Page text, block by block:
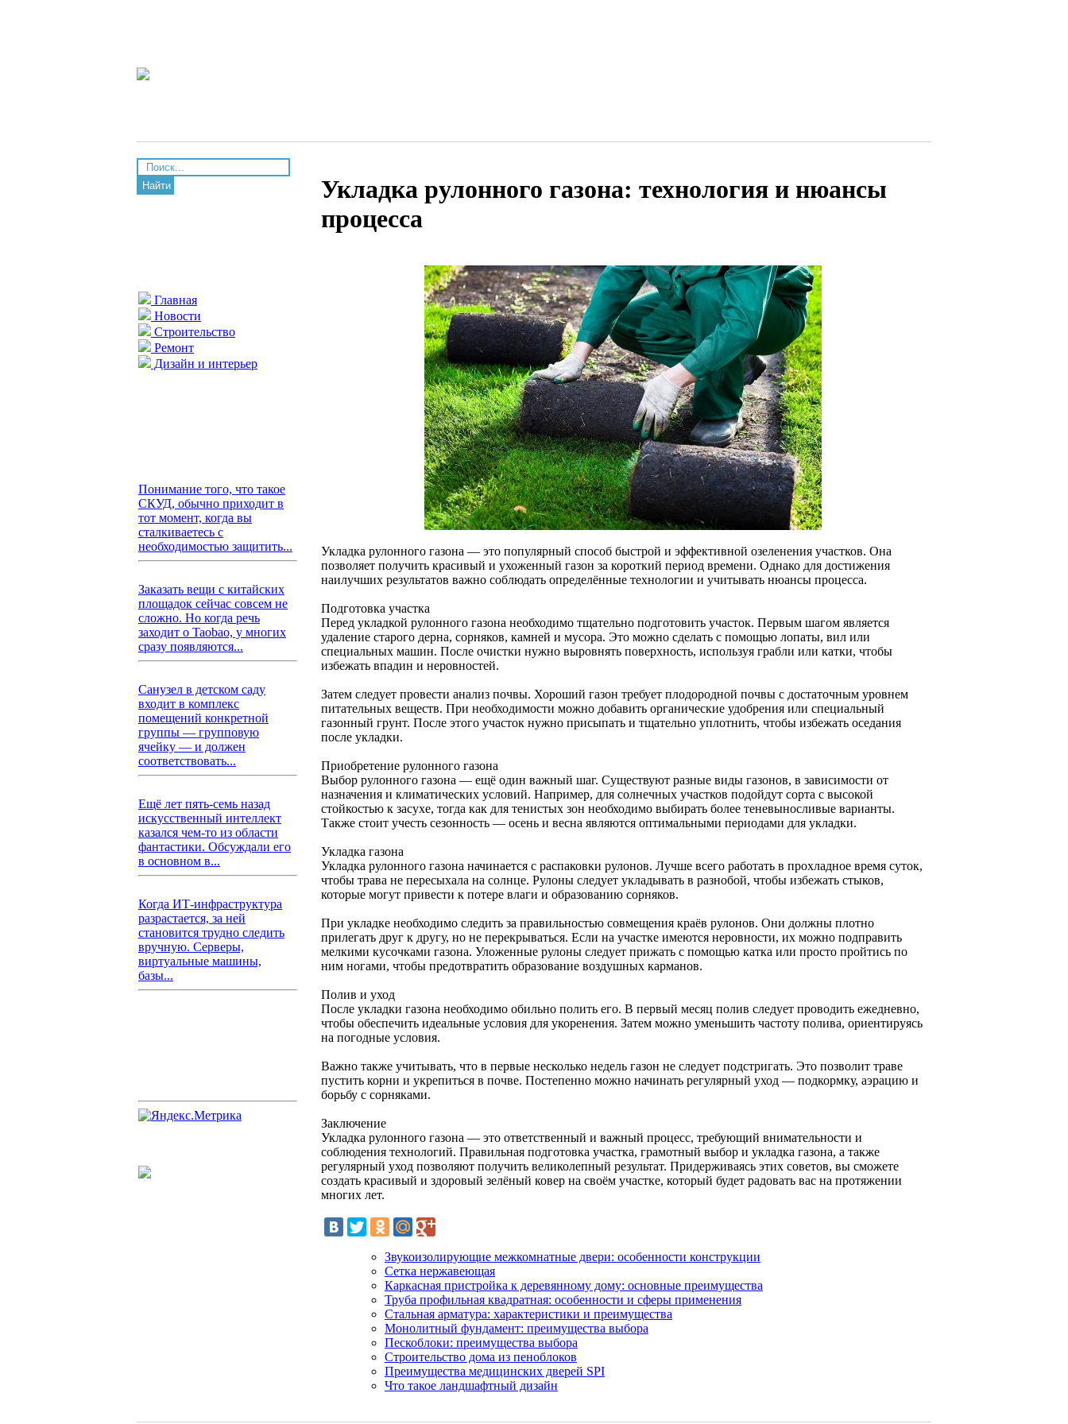
Найти
Главная
Новости
Строительство
Ремонт
Дизайн и интерьер
Понимание того, что такое
СКУД, обычно приходит в
тот момент, когда вы
сталкиваетесь с
необходимостью защитить...
Заказать вещи с китайских
площадок сейчас совсем не
сложно. Но когда речь
заходит о Taobao, у многих
сразу появляются...
Санузел в детском саду
входит в комплекс
помещений конкретной
группы — групповую
ячейку — и должен
соответствовать...
Ещё лет пять-семь назад
искусственный интеллект
казался чем-то из области
фантастики. Обсуждали его
в основном в...
Когда ИТ-инфраструктура
разрастается, за ней
становится трудно следить
вручную. Серверы,
виртуальные машины,
базы...
Укладка рулонного газона: технология и нюансы
процесса
Укладка рулонного газона — это популярный способ быстрой и эффективной озеленения участков. Она
позволяет получить красивый и ухоженный газон за короткий период времени. Однако для достижения
наилучших результатов важно соблюдать определённые технологии и учитывать нюансы процесса.
Подготовка участка
Перед укладкой рулонного газона необходимо тщательно подготовить участок. Первым шагом является
удаление старого дерна, сорняков, камней и мусора. Это можно сделать с помощью лопаты, вил или
специальных машин. После очистки нужно выровнять поверхность, используя грабли или катки, чтобы
избежать впадин и неровностей.
Затем следует провести анализ почвы. Хороший газон требует плодородной почвы с достаточным уровнем
питательных веществ. При необходимости можно добавить органические удобрения или специальный
газонный грунт. После этого участок нужно присыпать и тщательно уплотнить, чтобы избежать оседания
после укладки.
Приобретение рулонного газона
Выбор рулонного газона — ещё один важный шаг. Существуют разные виды газонов, в зависимости от
назначения и климатических условий. Например, для солнечных участков подойдут сорта с высокой
стойкостью к засухе, тогда как для тенистых зон необходимо выбирать более теневыносливые варианты.
Также стоит учесть сезонность — осень и весна являются оптимальными периодами для укладки.
Укладка газона
Укладка рулонного газона начинается с распаковки рулонов. Лучше всего работать в прохладное время суток,
чтобы трава не пересыхала на солнце. Рулоны следует укладывать в разнобой, чтобы избежать стыков,
которые могут привести к потере влаги и образованию сорняков.
При укладке необходимо следить за правильностью совмещения краёв рулонов. Они должны плотно
прилегать друг к другу, но не перекрываться. Если на участке имеются неровности, их можно подправить
мелкими кусочками газона. Уложенные рулоны следует прижать с помощью катка или просто пройтись по
ним ногами, чтобы предотвратить образование воздушных карманов.
Полив и уход
После укладки газона необходимо обильно полить его. В первый месяц полив следует проводить ежедневно,
чтобы обеспечить идеальные условия для укоренения. Затем можно уменьшить частоту полива, ориентируясь
на погодные условия.
Важно также учитывать, что в первые несколько недель газон не следует подстригать. Это позволит траве
пустить корни и укрепиться в почве. Постепенно можно начинать регулярный уход — подкормку, аэрацию и
борьбу с сорняками.
Заключение
Укладка рулонного газона — это ответственный и важный процесс, требующий внимательности и
соблюдения технологий. Правильная подготовка участка, грамотный выбор и укладка газона, а также
регулярный уход позволяют получить великолепный результат. Придерживаясь этих советов, вы сможете
создать красивый и здоровый зелёный ковер на своём участке, который будет радовать вас на протяжении
многих лет.
Звукоизолирующие межкомнатные двери: особенности конструкции
Сетка нержавеющая
Каркасная пристройка к деревянному дому: основные преимущества
Труба профильная квадратная: особенности и сферы применения
Стальная арматура: характеристики и преимущества
Монолитный фундамент: преимущества выбора
Пескоблоки: преимущества выбора
Строительство дома из пеноблоков
Преимущества медицинских дверей SPI
Что такое ландшафтный дизайн